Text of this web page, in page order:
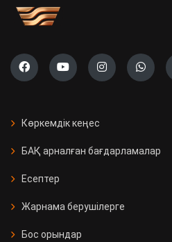
Көркемдік кеңес
БАҚ арналған бағдарламалар
Есептер
Жарнама берушілерге
Бос орындар